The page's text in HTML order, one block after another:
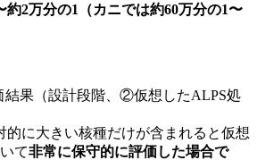
約2万分の1（カニでは約60万分の1〜
果（設計段階、②仮想したALPS処
に大きい核種だけが含まれると仮想
て非常に保守的に評価した場合で